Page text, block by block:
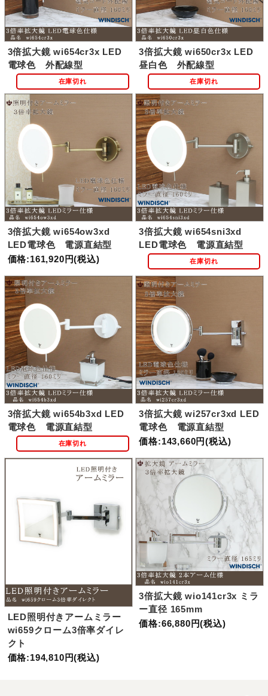
3倍拡大鏡 wi654cr3x LED
電球色 外配線型
在庫切れ
3倍拡大鏡 wi650cr3x LED
昼白色 外配線型
在庫切れ
3倍拡大鏡 wi654ow3xd
LED電球色 電源直結型
価格:161,920円(税込)
3倍拡大鏡 wi654sni3xd
LED電球色 電源直結型
在庫切れ
3倍拡大鏡 wi654b3xd LED
電球色 電源直結型
在庫切れ
3倍拡大鏡 wi257cr3xd LED
電球色 電源直結型
価格:143,660円(税込)
LED照明付きアームミラー
wi659クローム3倍率ダイレ
クト
価格:194,810円(税込)
3倍拡大鏡 wio141cr3x ミラ
ー直径 165mm
価格:66,880円(税込)